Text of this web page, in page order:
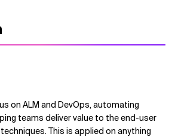
on ALM and DevOps, automating
teams deliver value to the end-user
This is applied on anything